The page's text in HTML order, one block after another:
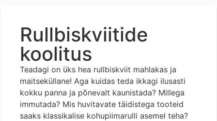
Rullbiskviitide
koolitus
Teadagi on üks hea rullbiskviit mahlakas ja
maitseküllane! Aga kuidas teda ikkagi ilusasti
kokku panna ja põnevalt kaunistada? Millega
immutada? Mis huvitavate täidistega tooteid
saaks klassikalise kohupiimarulli asemel teha?